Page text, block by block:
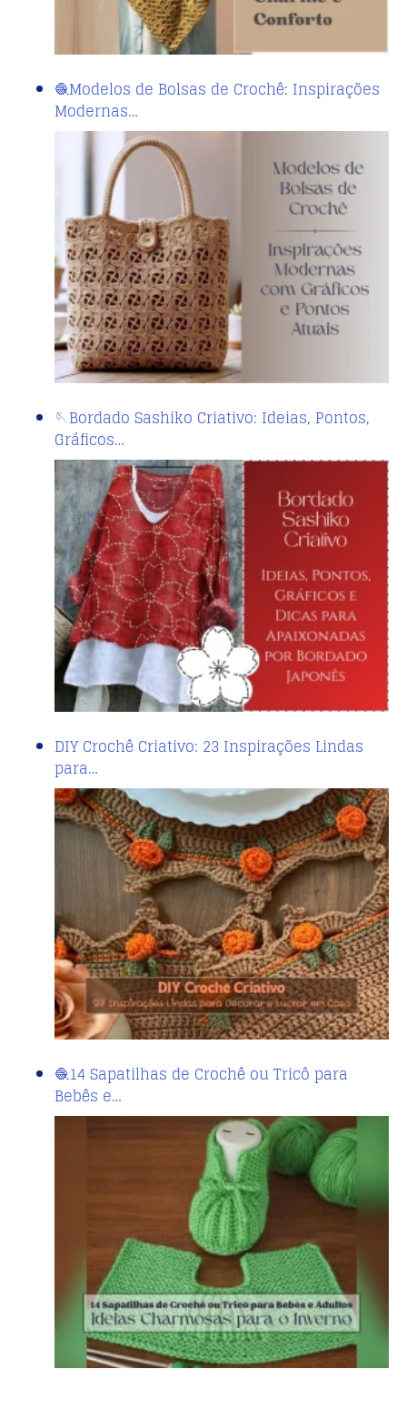
🧶Modelos de Bolsas de Crochê: Inspirações
Modernas…
🪡Bordado Sashiko Criativo: Ideias, Pontos,
Gráficos…
DIY Crochê Criativo: 23 Inspirações Lindas
para…
🧶14 Sapatilhas de Crochê ou Tricô para
Bebês e…